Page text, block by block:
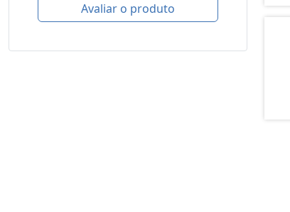
Avaliar o produto